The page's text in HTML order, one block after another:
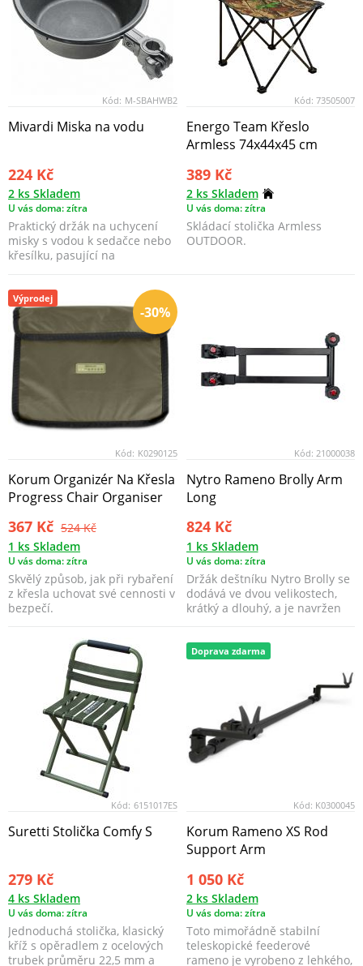
Kód: M-SBAHWB2
Mivardi Miska na vodu
224 Kč
2 ks Skladem
U vás doma: zítra
Praktický držák na uchycení
misky s vodou k sedačce nebo
křesílku, pasující na
Kód: 73505007
Energo Team Křeslo
Armless 74x44x45 cm
389 Kč
2 ks Skladem
U vás doma: zítra
Skládací stolička Armless
OUTDOOR.
-30%
Výprodej
Kód: K0290125
Korum Organizér Na Křesla
Progress Chair Organiser
367 Kč 524 Kč
1 ks Skladem
U vás doma: zítra
Skvělý způsob, jak při rybaření
z křesla uchovat své cennosti v
bezpečí.
Kód: 21000038
Nytro Rameno Brolly Arm
Long
824 Kč
1 ks Skladem
U vás doma: zítra
Držák deštníku Nytro Brolly se
dodává ve dvou velikostech,
krátký a dlouhý, a je navržen
Kód: 6151017ES
Suretti Stolička Comfy S
279 Kč
4 ks Skladem
U vás doma: zítra
Jednoduchá stolička, klasický
kříž s opěradlem z ocelových
trubek průměru 22,5 mm a
Doprava zdarma
Kód: K0300045
Korum Rameno XS Rod
Support Arm
1 050 Kč
2 ks Skladem
U vás doma: zítra
Toto mimořádně stabilní
teleskopické feederové
rameno je vyrobeno z lehkého,